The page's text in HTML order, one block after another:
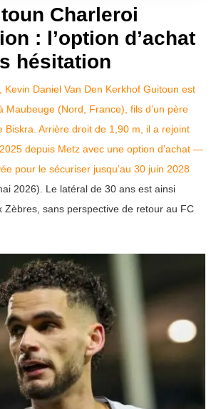
Charleroi
: l’option d’achat
hésitation
Kevin Daniel Van Den Kerkhof Guitoun est
Maubeuge (Nord, France), fils d’un père
Biskra. Arrière droit de 1,90 m, il a rejoint
depuis Metz avec une option d’achat —
pour le sécuriser jusqu’au 30 juin 2028
2026). Le latéral de 30 ans est ainsi
Zèbres, sans perspective de retour au FC